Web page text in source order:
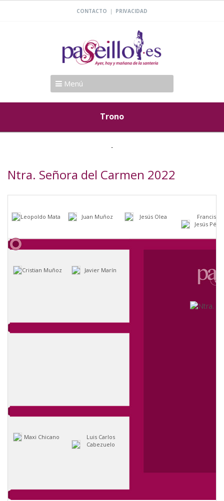
CONTACTO | PRIVACIDAD
Menú
Trono
Ntra. Señora del Carmen 2022
Leopoldo Mata Juan Muñoz Jesús Olea
Francisco
Jesús
Cristian Muñoz Javier Marín
Maxi Chicano
Luis Carlos
Cabezuelo